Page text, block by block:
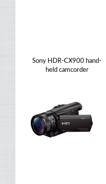
Sony HDR-CX900 hand-
held camcorder